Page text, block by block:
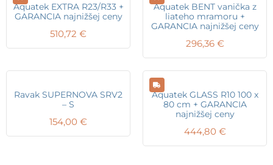
Aquatek EXTRA R23/R33 +
GARANCIA najnižšej ceny
510,72 €
Aquatek BENT vanička z
liateho mramoru +
GARANCIA najnižšej ceny
296,36 €
Ravak SUPERNOVA SRV2
– S
154,00 €
Aquatek GLASS R10 100 x
80 cm + GARANCIA
najnižšej ceny
444,80 €